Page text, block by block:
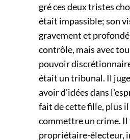
gré ces deux tristes
était impassible; son
gravement et
contrôle, mais avec
pouvoir
était un tribunal. Il
avoir d'idées dans
fait de cette fille, plus
commettre un crime. Il
propriétaire-électeur,